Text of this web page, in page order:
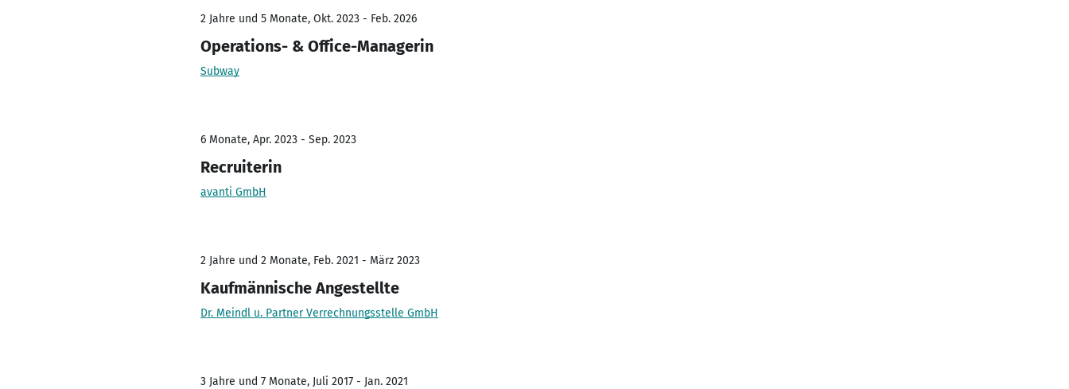
2 Jahre und 5 Monate, Okt. 2023 - Feb. 2026
Operations- & Office-Managerin
Subway
6 Monate, Apr. 2023 - Sep. 2023
Recruiterin
avanti GmbH
2 Jahre und 2 Monate, Feb. 2021 - März 2023
Kaufmännische Angestellte
Dr. Meindl u. Partner Verrechnungsstelle GmbH
3 Jahre und 7 Monate, Juli 2017 - Jan. 2021